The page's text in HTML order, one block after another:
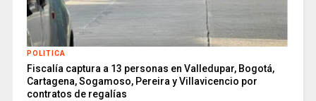
POLITICA
Fiscalía captura a 13 personas en Valledupar, Bogotá,
Cartagena, Sogamoso, Pereira y Villavicencio por
contratos de regalías